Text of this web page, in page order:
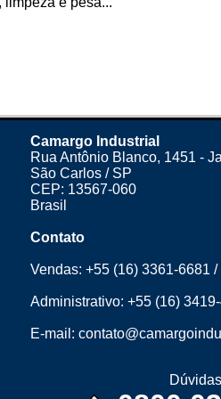
Camargo Industrial
Rua Antônio Blanco, 1451 -
São Carlos / SP
CEP: 13567-060
Brasil
Contato
Vendas: +55 (16) 3361-6681 /
Administrativo: +55 (16)
E-mail: